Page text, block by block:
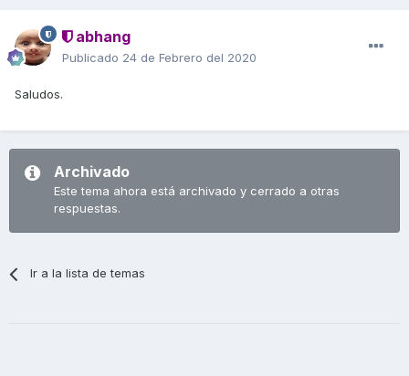
abhang
Publicado 24 de Febrero del 2020
Saludos.
Archivado
Este tema ahora está archivado y cerrado a otras
respuestas.
Ir a la lista de temas